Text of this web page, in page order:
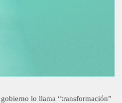
lo llama “transformación”